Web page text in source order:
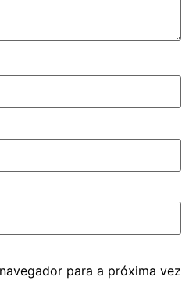
para a próxima vez